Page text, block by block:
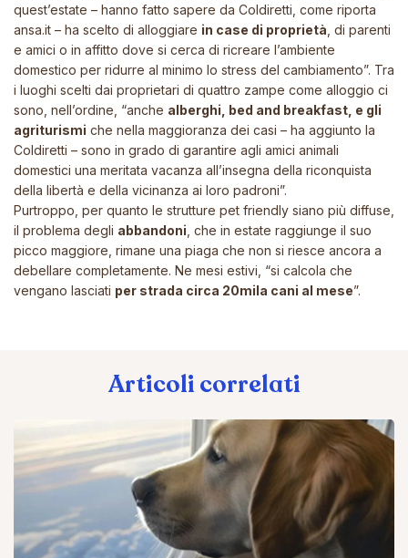
quest’estate – hanno fatto sapere da Coldiretti, come riporta
ansa.it – ha scelto di alloggiare in case di proprietà , di parenti
e amici o in affitto dove si cerca di ricreare l’ambiente
domestico per ridurre al minimo lo stress del cambiamento”. Tra
i luoghi scelti dai proprietari di quattro zampe come alloggio ci
sono, nell’ordine, “anche alberghi, bed and breakfast, e gli
agriturismi che nella maggioranza dei casi – ha aggiunto la
Coldiretti – sono in grado di garantire agli amici animali
domestici una meritata vacanza all’insegna della riconquista
della libertà e della vicinanza ai loro padroni”.
Purtroppo, per quanto le strutture pet friendly siano più diffuse,
il problema degli abbandoni , che in estate raggiunge il suo
picco maggiore, rimane una piaga che non si riesce ancora a
debellare completamente. Ne mesi estivi, “si calcola che
vengano lasciati per strada circa 20mila cani al mese”.
Articoli correlati